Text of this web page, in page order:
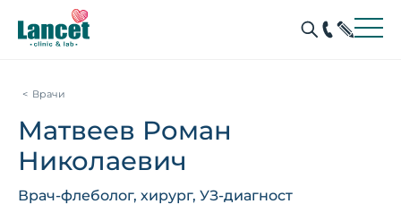
Врачи
Матвеев Роман
Николаевич
Врач-флеболог, хирург, УЗ-диагност